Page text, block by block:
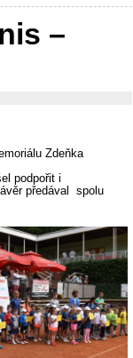
–
Zdeňka
podpořit i
předával spolu